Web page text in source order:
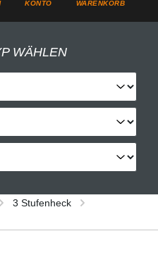
KONTO WARENKORB
WÄHLEN
3 Stufenheck